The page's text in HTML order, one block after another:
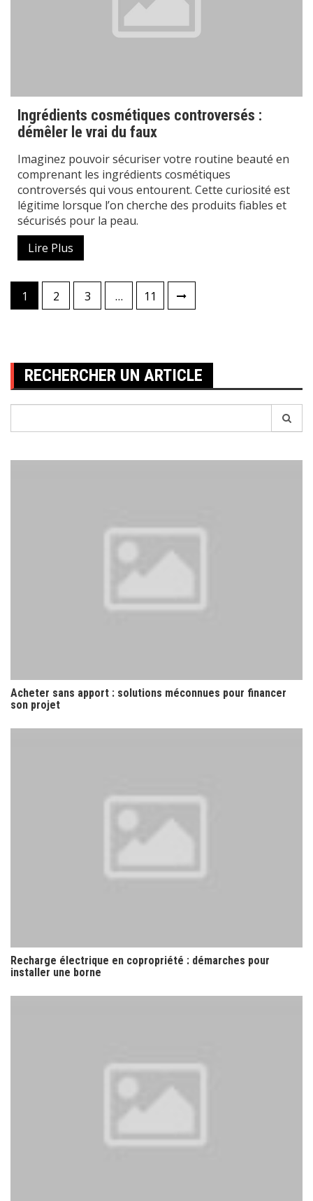
Ingrédients cosmétiques controversés :
démêler le vrai du faux
Imaginez pouvoir sécuriser votre routine beauté en
comprenant les ingrédients cosmétiques
controversés qui vous entourent. Cette curiosité est
légitime lorsque l’on cherche des produits fiables et
sécurisés pour la peau.
Lire Plus
Pagination
des
1 2 3 … 11
RECHERCHER UN ARTICLE
Acheter sans apport : solutions méconnues pour financer
son projet
Recharge électrique en copropriété : démarches pour
installer une borne